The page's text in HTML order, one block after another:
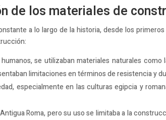
de los materiales de
a lo largo de la historia, desde los
se utilizaban materiales naturales
limitaciones en términos de resistencia y
especialmente en las culturas egipcia y
Roma, pero su uso se limitaba a la